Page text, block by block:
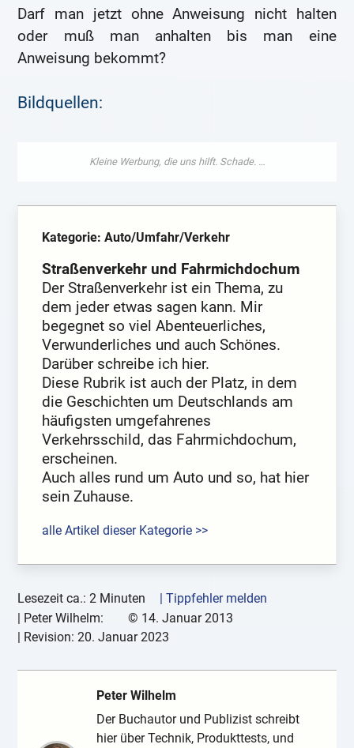
Darf man jetzt ohne Anweisung nicht halten
oder muß man anhalten bis man eine
Anweisung bekommt?
Bildquellen:
Kategorie: Auto/Umfahr/Verkehr
Straßenverkehr und Fahrmichdochum
Der Straßenverkehr ist ein Thema, zu
dem jeder etwas sagen kann. Mir
begegnet so viel Abenteuerliches,
Verwunderliches und auch Schönes.
Darüber schreibe ich hier.
Diese Rubrik ist auch der Platz, in dem
die Geschichten um Deutschlands am
häufigsten umgefahrenes
Verkehrsschild, das Fahrmichdochum,
erscheinen.
Auch alles rund um Auto und so, hat hier
sein Zuhause.
alle Artikel dieser Kategorie >>
Lesezeit ca.: 2 Minuten
| Tippfehler melden
| Peter Wilhelm: © 14. Januar 2013
| Revision:20. Januar 2023
Peter Wilhelm
Der Buchautor und Publizist schreibt
hier über Technik, Produkttests, und